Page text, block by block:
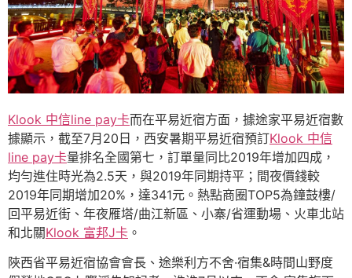
Klook 中信line pay卡而在平易近宿方面，據途家平易近宿數
據顯示，截至7月20日，西安暑期平易近宿預訂Klook 中信
line pay卡量排名全國第七，訂單量同比2019年增加四成，
均勻進住時光為2.5天，與2019年同期持平；間夜價錢較
2019年同期增加20%，達341元。熱點商圈TOP5為鐘鼓樓/
回平易近街、年夜雁塔/曲江新區、小寨/省運動場、火車北站
和北關Klook 富邦J卡 。
陜西省平易近宿協會會長、途樂利方不舍·宿集&時間山野度